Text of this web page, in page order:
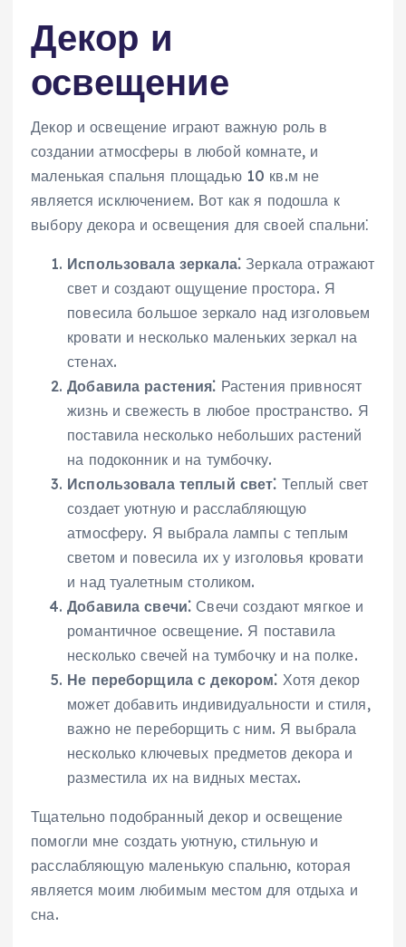
Декор и
освещение
Декор и освещение играют важную роль в
создании атмосферы в любой комнате, и
маленькая спальня площадью 10 кв.м не
является исключением. Вот как я подошла к
выбору декора и освещения для своей спальни⁚
Использовала зеркала⁚ Зеркала отражают
свет и создают ощущение простора. Я
повесила большое зеркало над изголовьем
кровати и несколько маленьких зеркал на
стенах.
Добавила растения⁚ Растения привносят
жизнь и свежесть в любое пространство. Я
поставила несколько небольших растений
на подоконник и на тумбочку.
Использовала теплый свет⁚ Теплый свет
создает уютную и расслабляющую
атмосферу. Я выбрала лампы с теплым
светом и повесила их у изголовья кровати
и над туалетным столиком.
Добавила свечи⁚ Свечи создают мягкое и
романтичное освещение. Я поставила
несколько свечей на тумбочку и на полке.
Не переборщила с декором⁚ Хотя декор
может добавить индивидуальности и стиля,
важно не переборщить с ним. Я выбрала
несколько ключевых предметов декора и
разместила их на видных местах.
Тщательно подобранный декор и освещение
помогли мне создать уютную, стильную и
расслабляющую маленькую спальню, которая
является моим любимым местом для отдыха и
сна.